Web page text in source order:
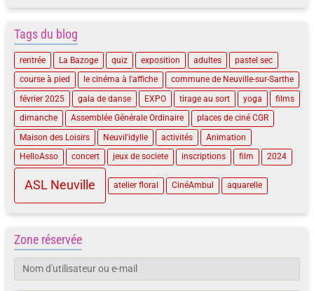
Tags du blog
rentrée La Bazoge quiz exposition adultes
pastel sec
course à pied
le cinéma à l'affiche
commune de Neuville-sur-Sarthe
février 2025
gala de danse EXPO tirage au sort yoga
films
dimanche
Assemblée Générale Ordinaire
places de ciné CGR
Maison des Loisirs
Neuvil'idylle activités
Animation
HelloAsso
concert jeux de societe inscriptions film 2024
ASL Neuville atelier floral CinéAmbul aquarelle
Zone réservée